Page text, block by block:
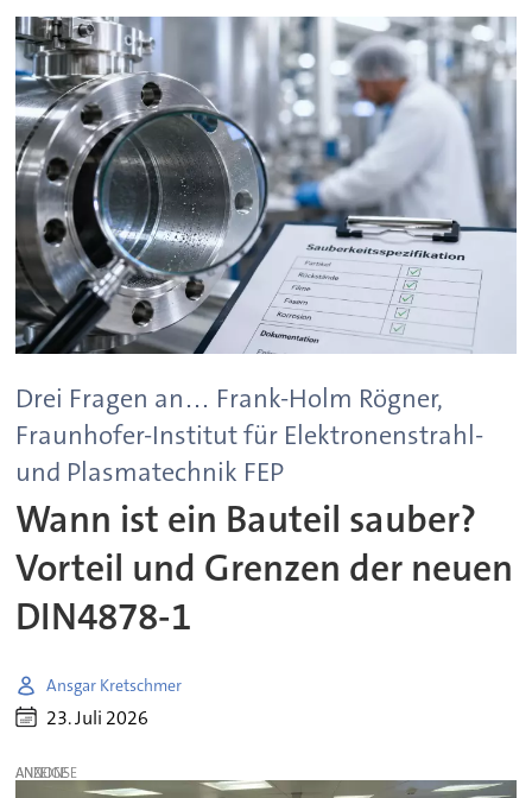
Drei Fragen an… Frank-Holm Rögner,
Fraunhofer-Institut für Elektronenstrahl-
und Plasmatechnik FEP
Wann ist ein Bauteil sauber?
Vorteil und Grenzen der neuen
DIN4878-1
Ansgar Kretschmer
23. Juli 2026
ANZEIGE